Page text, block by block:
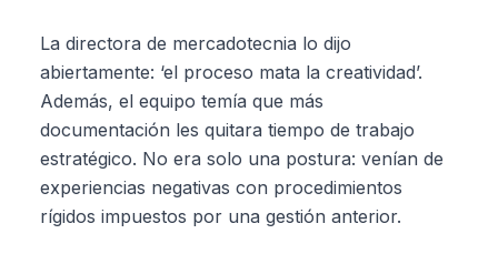
La directora de mercadotecnia lo dijo
abiertamente: ‘el proceso mata la creatividad’.
Además, el equipo temía que más
documentación les quitara tiempo de trabajo
estratégico. No era solo una postura: venían de
experiencias negativas con procedimientos
rígidos impuestos por una gestión anterior.